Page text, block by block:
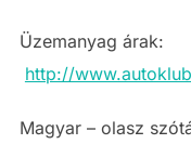
Üzemanyag
http://
Magyar – olasz